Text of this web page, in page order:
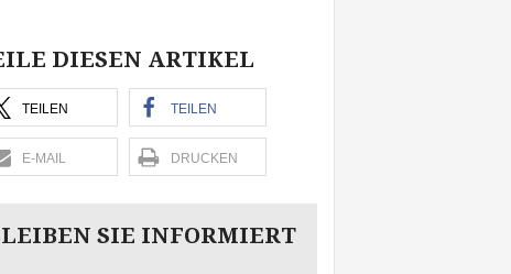
DIESEN ARTIKEL
TEILEN TEILEN
E-MAIL DRUCKEN
SIE INFORMIERT